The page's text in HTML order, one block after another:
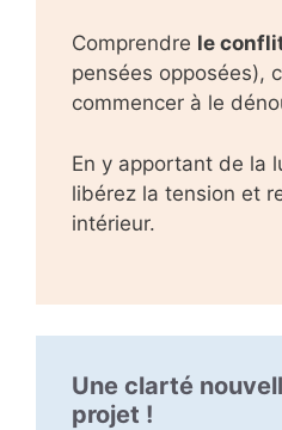
Comprendre le
pensées opposées),
commencer à le
En y apportant de la
libérez la tension et
intérieur.
Une clarté
projet !